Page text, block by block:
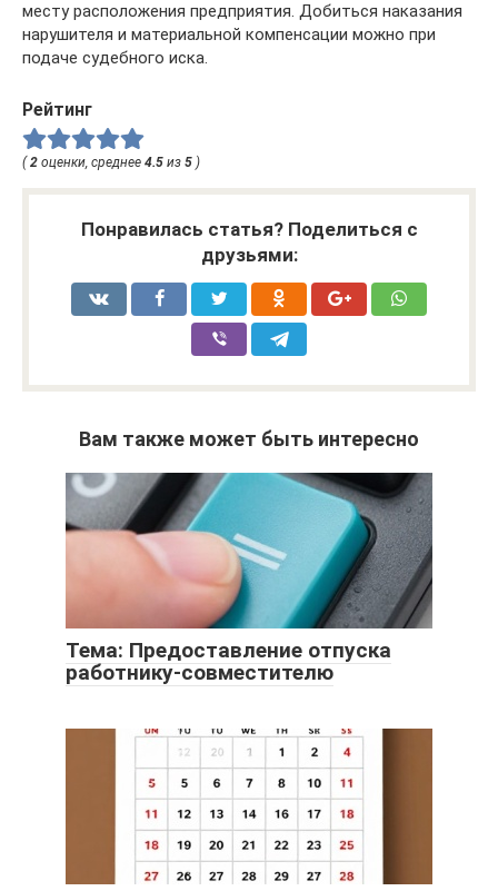
месту расположения предприятия. Добиться наказания
нарушителя и материальной компенсации можно при
подаче судебного иска.
Рейтинг
(2 оценки, среднее 4.5 из 5 )
Понравилась статья? Поделиться с
друзьями:
Вам также может быть интересно
Тема: Предоставление отпуска
работнику-совместителю